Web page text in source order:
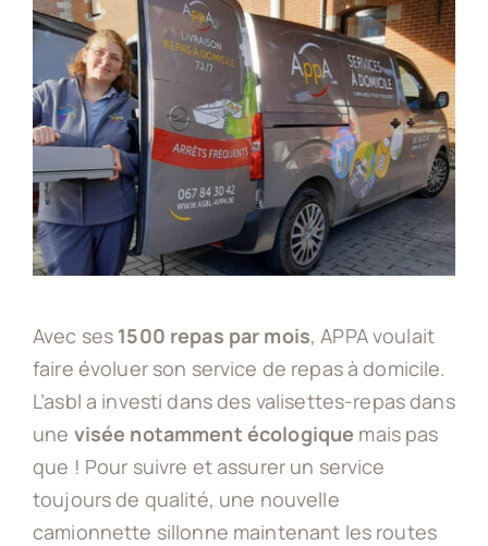
Avec ses 1500 repas par mois, APPA voulait
faire évoluer son service de repas à domicile.
L’asbl a investi dans des valisettes-repas dans
une visée notamment écologique mais pas
que ! Pour suivre et assurer un service
toujours de qualité, une nouvelle
camionnette sillonne maintenant les routes